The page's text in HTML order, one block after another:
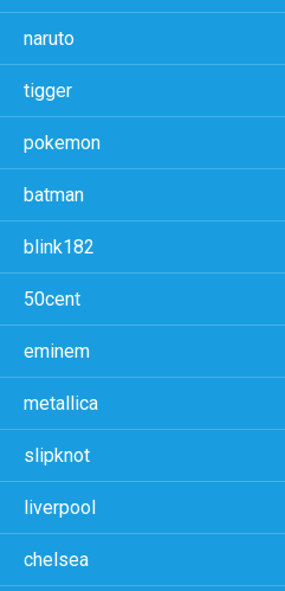
naruto
tigger
pokemon
batman
blink182
50cent
eminem
metallica
slipknot
liverpool
chelsea